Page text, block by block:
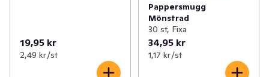
19,95 kr
2,49 kr /st
Pappersmugg
Mönstrad
30 st, Fixa
34,95 kr
1,17 kr /st